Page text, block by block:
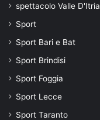
spettacolo Valle D'Itria
Sport
Sport Bari e Bat
Sport Brindisi
Sport Foggia
Sport Lecce
Sport Taranto